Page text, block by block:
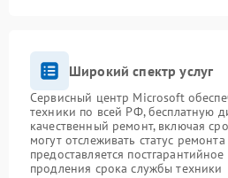
Широкий спектр услуг
Сервисный центр Microsoft
техники по всей РФ, бесплатную
качественный ремонт, включая
могут отслеживать статус
предоставляется
продления срока службы техники